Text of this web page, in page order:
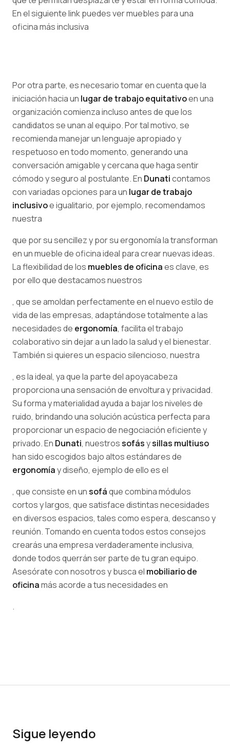
En el siguiente link puedes ver muebles para una
oficina más inclusiva
Por otra parte, es necesario tomar en cuenta que la
iniciación hacia un lugar de trabajo equitativoen una
organización comienza incluso antes de que los
candidatos se unan al equipo. Por tal motivo, se
recomienda manejar un lenguaje apropiado y
respetuoso en todo momento, generando una
conversación amigable y cercana que haga sentir
cómodo y seguro al postulante. En Dunaticontamos
con variadas opciones para un lugar de trabajo
inclusivoe igualitario, por ejemplo, recomendamos
nuestra
que por su sencillez y por su ergonomía la transforman
en un mueble de oficina ideal para crear nuevas ideas.
La flexibilidad de los muebles de oficinaes clave, es
por ello que destacamos nuestros
, que se amoldan perfectamente en el nuevo estilo de
vida de las empresas, adaptándose totalmente a las
necesidades de ergonomía, facilita el trabajo
colaborativo sin dejar a un lado la salud y el bienestar.
También si quieres un espacio silencioso, nuestra
, es la ideal, ya que la parte del apoyacabeza
proporciona una sensación de envoltura y privacidad.
Su forma y materialidad ayuda a bajar los niveles de
ruido, brindando una solución acústica perfecta para
proporcionar un espacio de negociación eficiente y
privado. En Dunati, nuestrossofásysillas multiuso
han sido escogidos bajo altos estándares de
ergonomíay diseño, ejemplo de ello es el
, que consiste en unsofáque combina módulos
cortos y largos, que satisface distintas necesidades
en diversos espacios, tales como espera, descanso y
reunión. Tomando en cuenta todos estos consejos
crearás una empresa verdaderamente inclusiva,
donde todos querrán ser parte de tu gran equipo.
Asesórate con nosotros y busca el mobiliario de
oficinamás acorde a tus necesidades en
.
Sigue leyendo